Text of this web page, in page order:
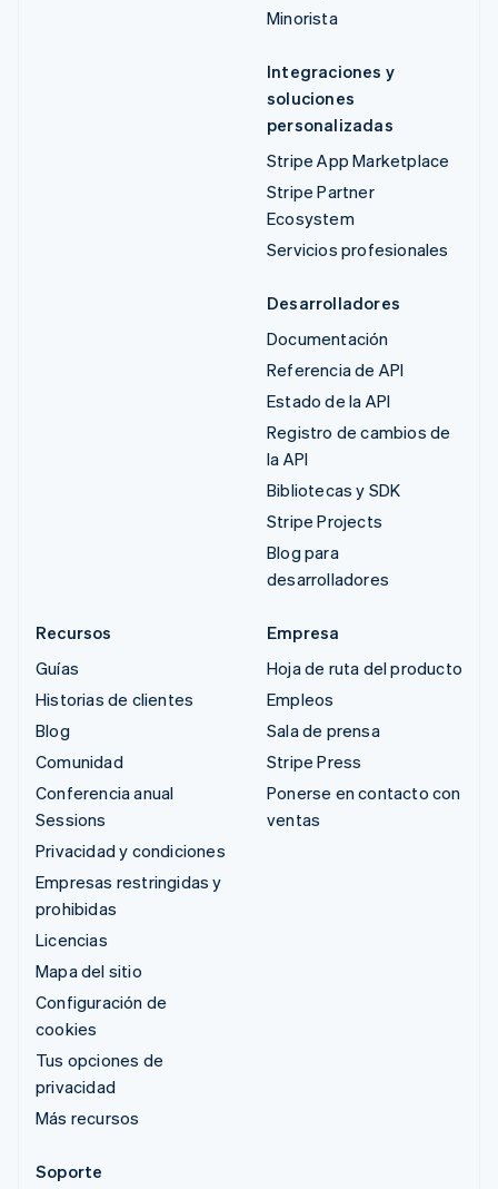
Minorista
Integraciones y
soluciones
personalizadas
Stripe App Marketplace
Stripe Partner
Ecosystem
Servicios profesionales
Desarrolladores
Documentación
Referencia de API
Estado de la API
Registro de cambios de
la API
Bibliotecas y SDK
Stripe Projects
Blog para
desarrolladores
Recursos
Guías
Historias de clientes
Blog
Comunidad
Conferencia anual
Sessions
Privacidad y condiciones
Empresas restringidas y
prohibidas
Licencias
Mapa del sitio
Configuración de
cookies
Tus opciones de
privacidad
Más recursos
Empresa
Hoja de ruta del producto
Empleos
Sala de prensa
Stripe Press
Ponerse en contacto con
ventas
Soporte